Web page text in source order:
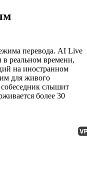
перевода. AI Live
реальном времени,
на иностранном
для живого
слышит
более 30